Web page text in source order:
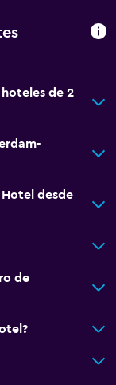
de 2
Hotel desde
de